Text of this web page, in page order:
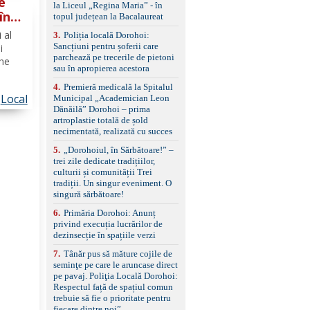
al
de
Local
panoramică, geamuri
spate fumurii Carlig de
remorcare Bonus: -
Covorașe textile montate
pe mașină. -Ofer și un
set de covorașe din
împreună cu un set de
anvelope de iarnă.
la Liceul „Regina Maria” - în
topul județean la Bacalaureat
3. Poliția locală Dorohoi:
Sancțiuni pentru șoferii care
parchează pe trecerile de pietoni
sau în apropierea acestora
4. Premieră medicală la Spitalul
Municipal „Academician Leon
Dănăilă” Dorohoi – prima
artroplastie totală de șold
necimentată, realizată cu succes
5.
„Dorohoiul, în Sărbătoare!” –
trei zile dedicate tradițiilor,
culturii și comunității Trei
tradiții. Un singur eveniment. O
singură sărbătoare!
6. Primăria Dorohoi: Anunț
privind execuția lucrărilor de
dezinsecție în spațiile verzi
7. Tânăr pus să măture cojile de
seminţe pe care le aruncase direct
pe pavaj. Poliţia Locală Dorohoi:
Respectul față de spațiul comun
trebuie să fie o prioritate pentru